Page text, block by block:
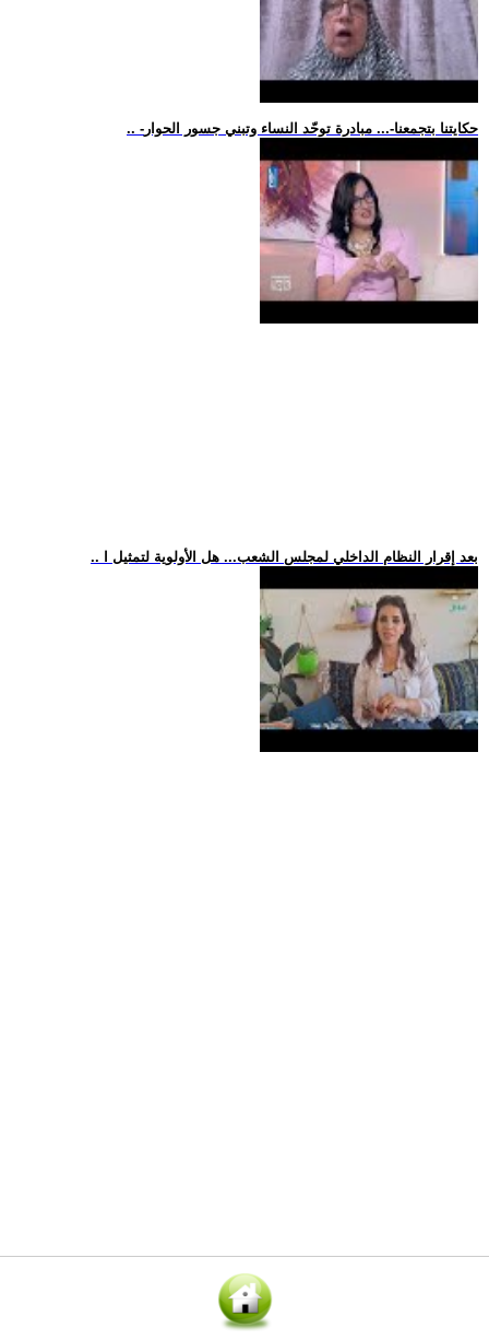
.. -حكايتنا بتجمعنا-... مبادرة توحّد النساء وتبني جسور الحوار
.. بعد إقرار النظام الداخلي لمجلس الشعب... هل الأولوية لتمثيل ا